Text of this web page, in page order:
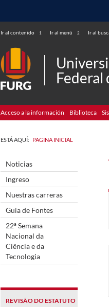
Ir al contenido 1 Ir al menú 2 Ir al
Federal
Acceso a la información Biblioteca
ESTÁ AQUÍ: PAGINA INICIAL
Noticias
Ingreso
Nuestras carreras
Guia de Fontes
22ª Semana
Nacional da
Ciência e da
Tecnologia
REVISÃO DO ESTATUTO